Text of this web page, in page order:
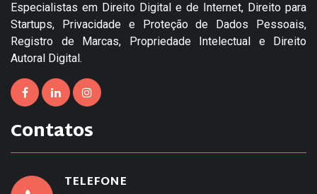
Especialistas em Direito Digital e de Internet, Direito para
Startups, Privacidade e Proteção de Dados Pessoais,
Registro de Marcas, Propriedade Intelectual e Direito
Autoral Digital.
Contatos
TELEFONE